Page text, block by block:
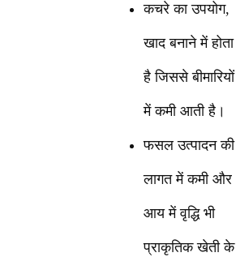
कचरे का उपयोग,
खाद बनाने में होता
है जिससे बीमारियों
में कमी आती है।
फसल उत्पादन की
लागत में कमी और
आय में वृद्धि भी
प्राकृतिक खेती के